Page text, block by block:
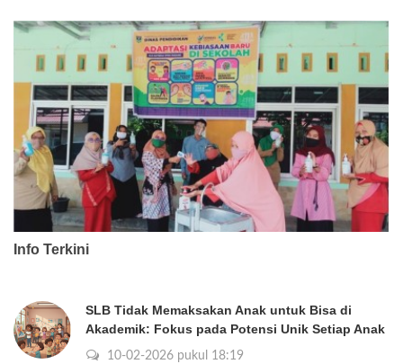
Info Terkini
SLB Tidak Memaksakan Anak untuk Bisa di
Akademik: Fokus pada Potensi Unik Setiap Anak
10-02-2026 pukul 18:19